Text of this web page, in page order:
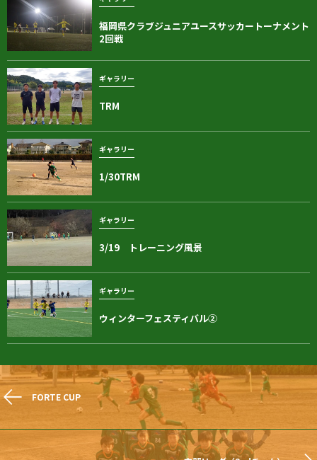
福岡県クラブジュニアユースサッカートーナメント
2回戦
ギャラリー
TRM
ギャラリー
1/30TRM
ギャラリー
3/19 トレーニング風景
ギャラリー
ウィンターフェスティバル②
FORTE CUP